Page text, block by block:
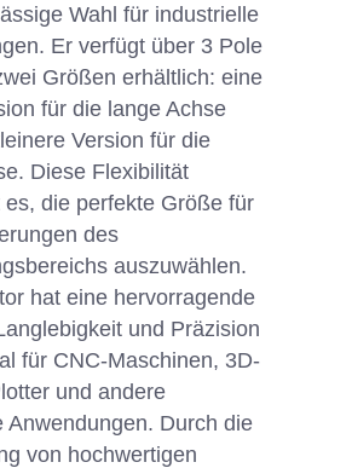
Wahl für industrielle
Er verfügt über 3 Pole
Größen erhältlich: eine
für die lange Achse
Version für die
Diese Flexibilität
es, die perfekte Größe für
des
auszuwählen.
hat eine hervorragende
und Präzision
für CNC-Maschinen, 3D-
und andere
Anwendungen. Durch die
von hochwertigen